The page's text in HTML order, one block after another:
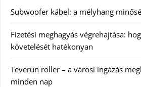
Subwoofer kábel: a mélyhang
Fizetési meghagyás végrehajtása:
követelését hatékonyan
Teverun roller – a városi ingázás
minden nap